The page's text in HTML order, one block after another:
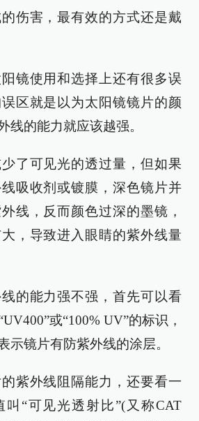
伤害，最有效的方式还是戴
镜使用和选择上还有很多误
区就是以为太阳镜镜片的颜
线的能力就应该越强。
了可见光的透过量，但如果
吸收剂或镀膜，深色镜片并
线，反而颜色过深的墨镜，
，导致进入眼睛的紫外线量
的能力强不强，首先可以看
或“100% UV”的标识，
示镜片有防紫外线的涂层。
紫外线阻隔能力，还要看一
“可见光透射比”(又称CAT